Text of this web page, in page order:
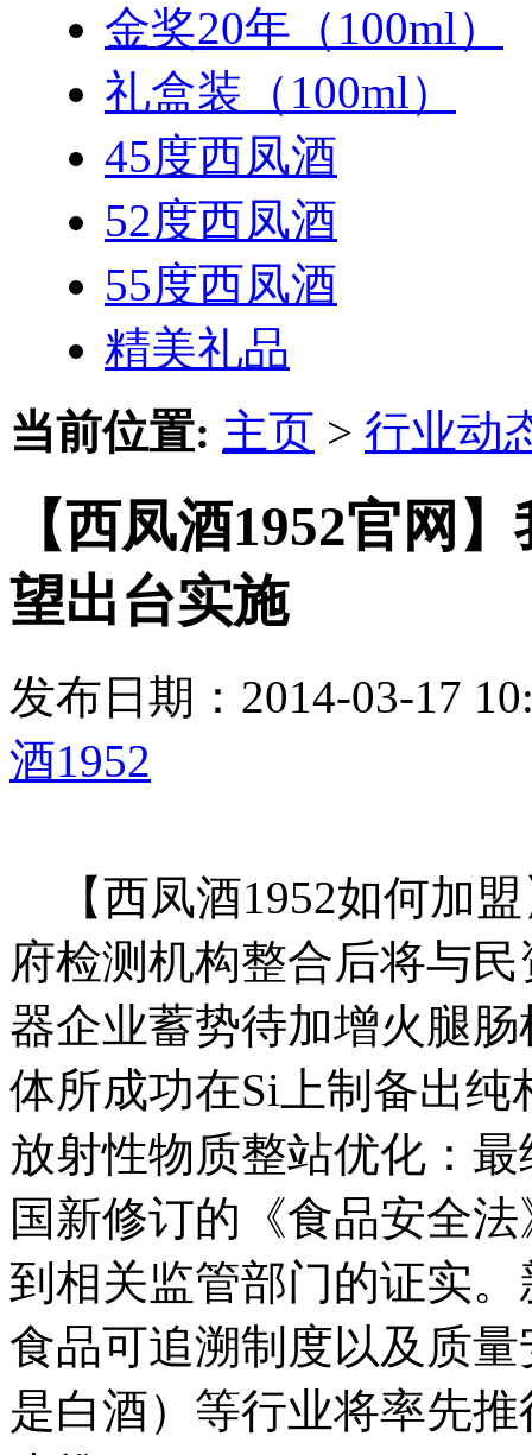
金奖20年（100ml）
礼盒装（100ml）
45度西凤酒
52度西凤酒
55度西凤酒
精美礼品
当前位置: 主页 > 行业动
【西凤酒1952官网
望出台实施
发布日期：2014-03-17
酒1952
【西凤酒1952如何加
府检测机构整合后将与
器企业蓄势待加增火腿
体所成功在Si上制备出
放射性物质整站优化：
国新修订的《食品安全
到相关监管部门的证实
食品可追溯制度以及质
是白酒）等行业将率先